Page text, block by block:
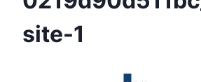
Site-1